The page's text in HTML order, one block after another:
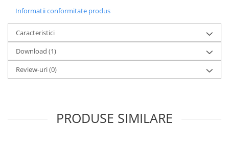
Informatii conformitate produs
Caracteristici
Download (1)
Review-uri(0)
PRODUSE SIMILARE